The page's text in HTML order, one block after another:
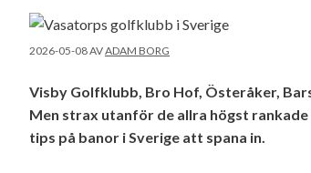
2026-05-08AVADAM BORG
Visby Golfklubb, Bro Hof, Österåker,
Men strax utanför de allra högst
tips på banor i Sverige att spana in.